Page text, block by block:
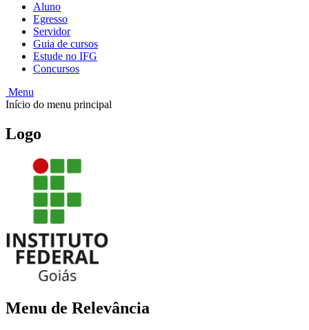
Aluno
Egresso
Servidor
Guia de cursos
Estude no IFG
Concursos
Menu
Início do menu principal
Logo
Menu de Relevância